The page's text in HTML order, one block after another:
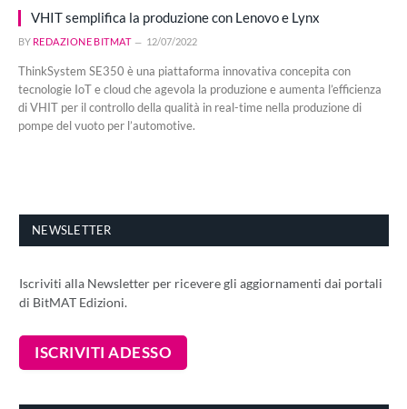
VHIT semplifica la produzione con Lenovo e Lynx
BY REDAZIONE BITMAT 12/07/2022
ThinkSystem SE350 è una piattaforma innovativa concepita con
tecnologie IoT e cloud che agevola la produzione e aumenta l’efficienza
di VHIT per il controllo della qualità in real-time nella produzione di
pompe del vuoto per l’automotive.
NEWSLETTER
Iscriviti alla Newsletter per ricevere gli aggiornamenti dai portali
di BitMAT Edizioni.